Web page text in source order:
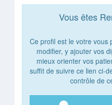
Vous êtes
Ce profil est le votre vous
modifier, y ajouter vos
mieux orienter vos
suffit de suivre ce lien ci-
contrôle de